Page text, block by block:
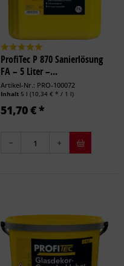
ProfiTec P 870 Sanierlösung
FA – 5 Liter –...
Artikel-Nr.: PRO-100072
Inhalt 5 l(10,34 € * / 1 l)
51,70 € *